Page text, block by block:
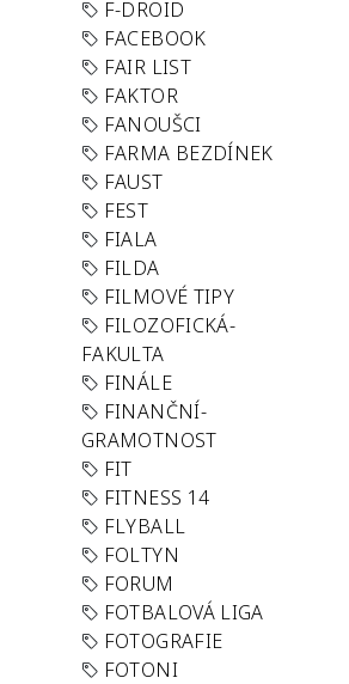
F-DROID
FACEBOOK
FAIR LIST
FAKTOR
FANOUŠCI
FARMA BEZDÍNEK
FAUST
FEST
FIALA
FILDA
FILMOVÉ TIPY
FILOZOFICKÁ-
FAKULTA
FINÁLE
FINANČNÍ-
GRAMOTNOST
FIT
FITNESS 14
FLYBALL
FOLTYN
FORUM
FOTBALOVÁ LIGA
FOTOGRAFIE
FOTONI